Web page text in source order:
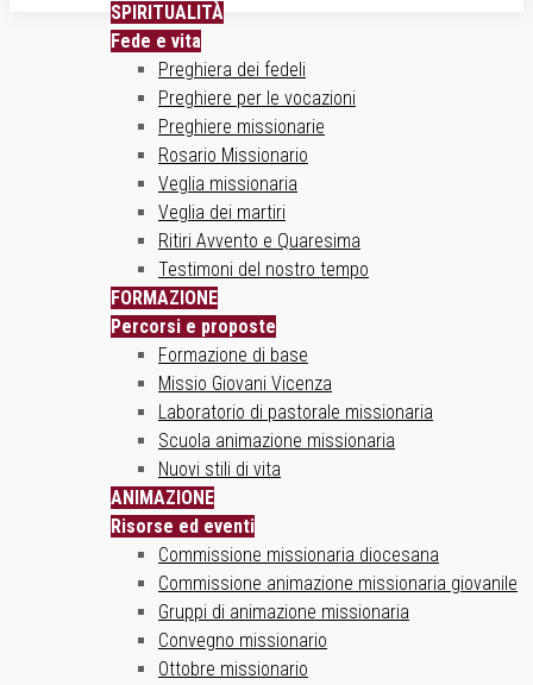
SPIRITUALITÀ
Fede e vita
Preghiera dei fedeli
Preghiere per le vocazioni
Preghiere missionarie
Rosario Missionario
Veglia missionaria
Veglia dei martiri
Ritiri Avvento e Quaresima
Testimoni del nostro tempo
FORMAZIONE
Percorsi e proposte
Formazione di base
Missio Giovani Vicenza
Laboratorio di pastorale missionaria
Scuola animazione missionaria
Nuovi stili di vita
ANIMAZIONE
Risorse ed eventi
Commissione missionaria diocesana
Commissione animazione missionaria giovanile
Gruppi di animazione missionaria
Convegno missionario
Ottobre missionario